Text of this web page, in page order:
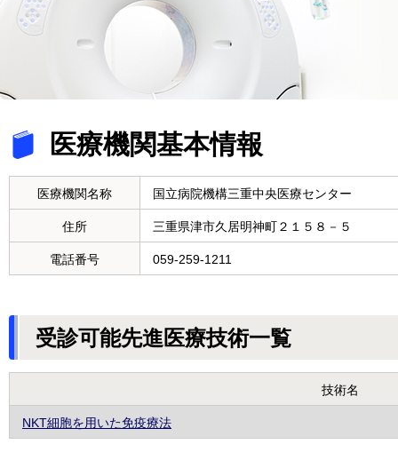
医療機関基本情報
医療機関名称 国立病院機構三重中央医療センター
住所 三重県津市久居明神町２１５８－５
電話番号 059-259-1211
受診可能先進医療技術一覧
技術名
NKT細胞を用いた免疫療法